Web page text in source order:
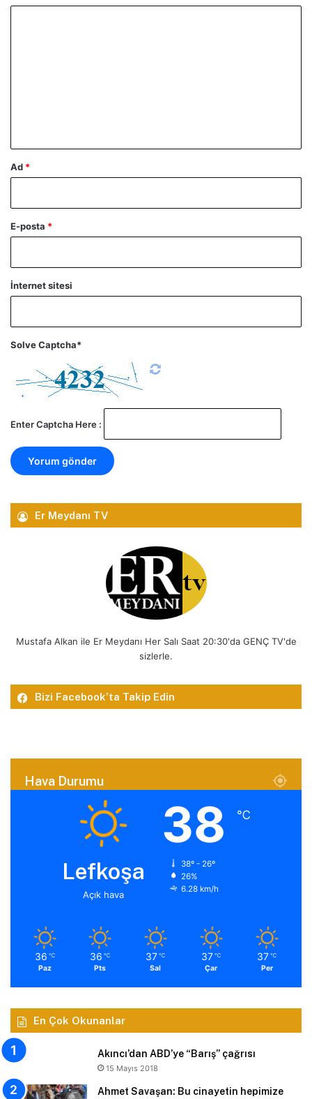
Ad *
E-posta *
İnternet sitesi
Solve Captcha*
Enter Captcha Here :
Er Meydanı TV
Mustafa Alkan ile Er Meydanı Her Salı Saat 20:30'da GENÇ TV'de
sizlerle.
Bizi Facebook’ta Takip Edin
Hava Durumu
Lefkoşa
Açık hava
38 ℃
38º - 26º
26%
6.28 km/h
36 ℃
Paz
36 ℃
Pts
37 ℃
Sal
37 ℃
Çar
37 ℃
Per
En Çok Okunanlar
Akıncı’dan ABD’ye “Barış” çağrısı
15 Mayıs 2018
Ahmet Savaşan: Bu cinayetin hepimize